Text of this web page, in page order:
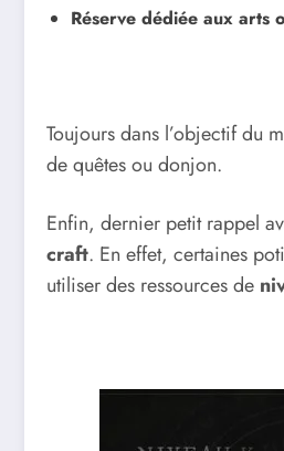
Réserve dédiée aux arts
Toujours dans l’objectif du
de quêtes ou donjon.
Enfin, dernier petit rappel
craft. En effet, certaines
utiliser des ressources de